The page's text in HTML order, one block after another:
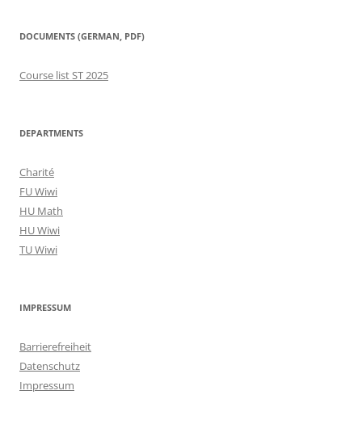
DOCUMENTS (GERMAN, PDF)
Course list ST 2025
DEPARTMENTS
Charité
FU Wiwi
HU Math
HU Wiwi
TU Wiwi
IMPRESSUM
Barrierefreiheit
Datenschutz
Impressum